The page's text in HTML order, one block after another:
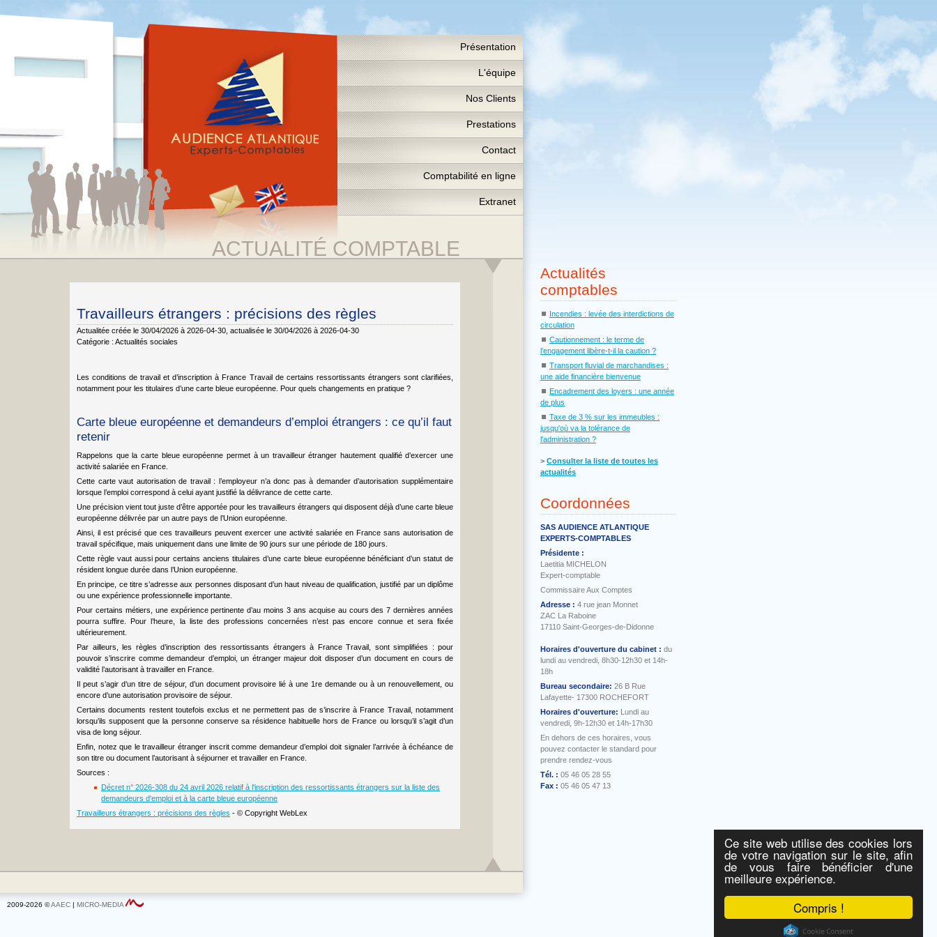
Compris !
Ce site web utilise des cookies lors
de votre navigation sur le site, afin
de vous faire bénéficier d'une
meilleure expérience.
Présentation
L'équipe
Nos Clients
Prestations
Contact
Comptabilité en ligne
Extranet
ACTUALITÉ COMPTABLE
Travailleurs étrangers : précisions des règles
Actualitée créée le 30/04/2026 à 2026-04-30 , actualisée le 30/04/2026 à 2026-04-30
Catégorie : Actualités sociales
Les conditions de travail et d’inscription à France Travail de certains ressortissants étrangers sont clarifiées,
notamment pour les titulaires d’une carte bleue européenne. Pour quels changements en pratique ?
Carte bleue européenne et demandeurs d’emploi étrangers : ce qu’il faut
retenir
Rappelons que la carte bleue européenne permet à un travailleur étranger hautement qualifié d’exercer une
activité salariée en France.
Cette carte vaut autorisation de travail : l’employeur n’a donc pas à demander d’autorisation supplémentaire
lorsque l’emploi correspond à celui ayant justifié la délivrance de cette carte.
Une précision vient tout juste d’être apportée pour les travailleurs étrangers qui disposent déjà d’une carte bleue
européenne délivrée par un autre pays de l’Union européenne.
Ainsi, il est précisé que ces travailleurs peuvent exercer une activité salariée en France sans autorisation de
travail spécifique, mais uniquement dans une limite de 90 jours sur une période de 180 jours.
Cette règle vaut aussi pour certains anciens titulaires d’une carte bleue européenne bénéficiant d’un statut de
résident longue durée dans l’Union européenne.
En principe, ce titre s’adresse aux personnes disposant d’un haut niveau de qualification, justifié par un diplôme
ou une expérience professionnelle importante.
Pour certains métiers, une expérience pertinente d’au moins 3 ans acquise au cours des 7 dernières années
pourra suffire. Pour l’heure, la liste des professions concernées n’est pas encore connue et sera fixée
ultérieurement.
Par ailleurs, les règles d’inscription des ressortissants étrangers à France Travail, sont simplifiées : pour
pouvoir s’inscrire comme demandeur d’emploi, un étranger majeur doit disposer d’un document en cours de
validité l’autorisant à travailler en France.
Il peut s’agir d’un titre de séjour, d’un document provisoire lié à une 1re demande ou à un renouvellement, ou
encore d’une autorisation provisoire de séjour.
Certains documents restent toutefois exclus et ne permettent pas de s’inscrire à France Travail, notamment
lorsqu’ils supposent que la personne conserve sa résidence habituelle hors de France ou lorsqu’il s’agit d’un
visa de long séjour.
Enfin, notez que le travailleur étranger inscrit comme demandeur d’emploi doit signaler l’arrivée à échéance de
son titre ou document l’autorisant à séjourner et travailler en France.
Sources :
Décret n° 2026-308 du 24 avril 2026 relatif à l'inscription des ressortissants étrangers sur la liste des
demandeurs d'emploi et à la carte bleue européenne
Travailleurs étrangers : précisions des règles - © Copyright WebLex
Actualités
comptables
⏹ Incendies : levée des interdictions de
circulation
⏹ Cautionnement : le terme de
l’engagement libère-t-il la caution ?
⏹ Transport fluvial de marchandises :
une aide financière bienvenue
⏹ Encadrement des loyers : une année
de plus
⏹ Taxe de 3 % sur les immeubles :
jusqu'où va la tolérance de
l'administration ?
˃ Consulter la liste de toutes les
actualités
Coordonnées
SAS AUDIENCE ATLANTIQUE
EXPERTS-COMPTABLES
Présidente :
Laetitia MICHELON
Expert-comptable
Commissaire Aux Comptes
Adresse : 4 rue jean Monnet
ZAC La Raboine
17110 Saint-Georges-de-Didonne
Horaires d'ouverture du cabinet : du
lundi au vendredi, 8h30-12h30 et 14h-
18h
Bureau secondaire: 26 B Rue
Lafayette- 17300 ROCHEFORT
Horaires d'ouverture: Lundi au
vendredi, 9h-12h30 et 14h-17h30
En dehors de ces horaires, vous
pouvez contacter le standard pour
prendre rendez-vous
Tél. : 05 46 05 28 55
Fax : 05 46 05 47 13
2009-2026 ©AAEC | MICRO-MEDIA